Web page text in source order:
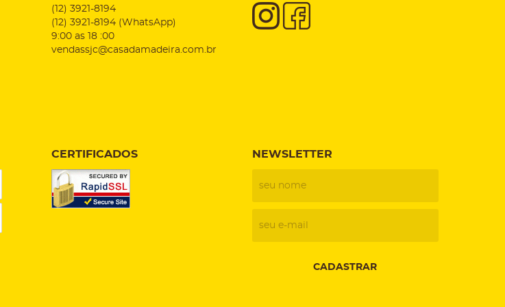
(12) 3921-8194
(12) 3921-8194 (WhatsApp)
9:00 as 18 :00
vendassjc@casadamadeira.com.br
CERTIFICADOS NEWSLETTER
CADASTRAR